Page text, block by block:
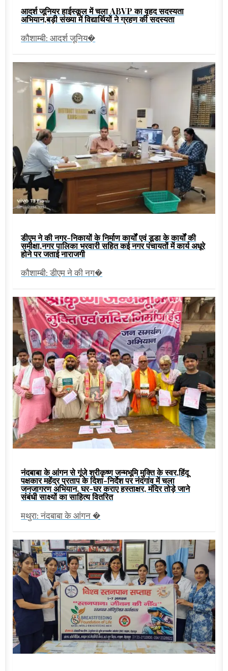
आदर्श जूनियर हाईस्कूल में चला ABVP का वृहद सदस्यता
अभियान,बड़ी संख्या में विद्यार्थियों ने ग्रहण की सदस्यता
कौशाम्बी: आदर्श जूनिय�
डीएम ने की नगर-निकायों के निर्माण कार्यों एवं डूडा के कार्यों की
समीक्षा,नगर पालिका भरवारी सहित कई नगर पंचायतों में कार्य अधूरे
होने पर जताई नाराजगी
कौशाम्बी: डीएम ने की नग�
नंदबाबा के आंगन से गूंजे श्रीकृष्ण जन्मभूमि मुक्ति के स्वर,हिंदू
पक्षकार महेंद्र प्रताप के दिशा-निर्देश पर नंदगांव में चला
जनजागरण अभियान, घर-घर कराए हस्ताक्षर, मंदिर तोड़े जाने
संबंधी साक्ष्यों का साहित्य वितरित
मथुरा: नंदबाबा के आंगन �